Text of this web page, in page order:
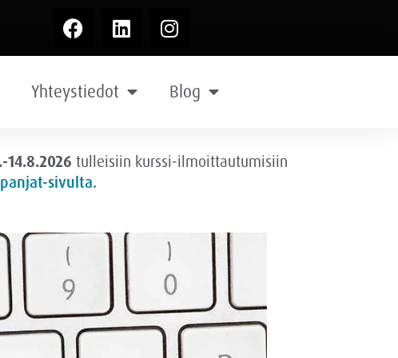
Yhteystiedot Blog
14.8.2026 tulleisiin kurssi-ilmoittautumisiin
sivulta.